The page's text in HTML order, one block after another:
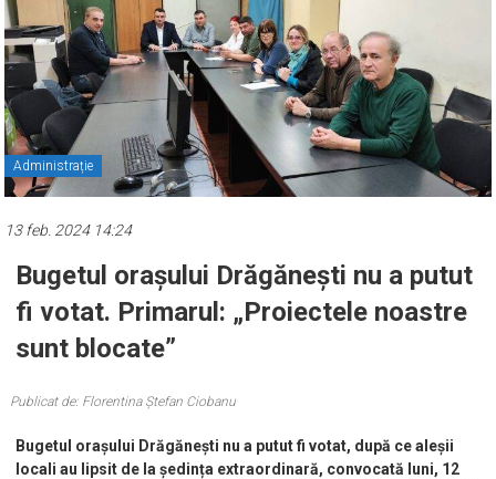
Administrație
13 feb. 2024 14:24
Bugetul orașului Drăgănești nu a putut
fi votat. Primarul: „Proiectele noastre
sunt blocate”
Publicat de: Florentina Ștefan Ciobanu
Bugetul orașului Drăgănești nu a putut fi votat, după ce aleșii
locali au lipsit de la ședința extraordinară, convocată luni, 12